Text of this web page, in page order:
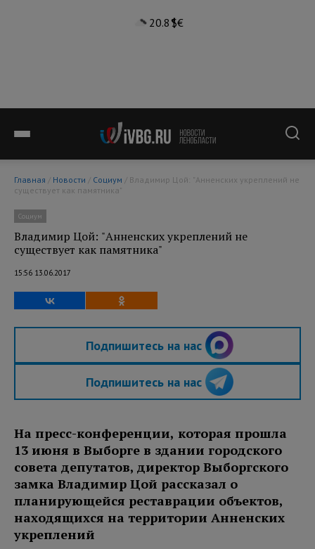
20.8°$€
Главная / Новости / Социум
существует как памятника"
Социум
Владимир Цой: "Анненских укреплений не
существует как памятника"
15:56 13.06.2017
Подпишитесь на нас
Подпишитесь на нас
На пресс-конференции, которая прошла
13 июня в Выборге в здании городского
совета депутатов, директор Выборгского
замка Владимир Цой рассказал о
планирующейся реставрации объектов,
находящихся на территории Анненских
укреплений